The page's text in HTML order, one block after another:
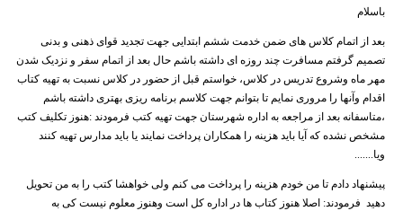
باسلام
بعد از اتمام کلاس های ضمن خدمت ششم ابتدایی جهت تجدید قوای ذهنی و بدنی
تصمیم گرفتم مسافرت چند روزه ای داشته باشم حال بعد از اتمام سفر و نزدیک شدن
مهر ماه وشروع تدریس در کلاس، خواستم قبل از حضور در کلاس نسبت به تهیه کتاب
اقدام وآنها را مروری نمایم تا بتوانم جهت کلاسم برنامه ریزی بهتری داشته باشم
،متاسفانه بعد از مراجعه به اداره شهرستان جهت تهیه کتب فرمودند :هنوز تکلیف کتب
مشخص نشده که آیا باید هزینه را همکاران پرداخت نمایند یا باید مدارس تهیه کنند
ویا.......
پیشنهاد دادم تا من خودم هزینه را پرداخت می کنم ولی خواهشا کتب را به من تحویل
دهید فرمودند: اصلا هنوز کتاب ها در اداره کل است وهنوز معلوم نیست کی به